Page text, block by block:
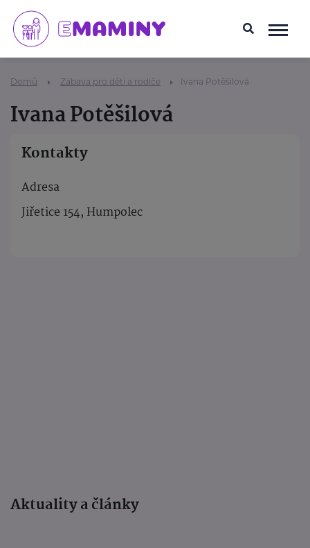
Domů Zábava pro děti a rodiče Ivana Potěšilová
Ivana Potěšilová
Kontakty
Adresa
Jiřetice 154, Humpolec
Aktuality a články